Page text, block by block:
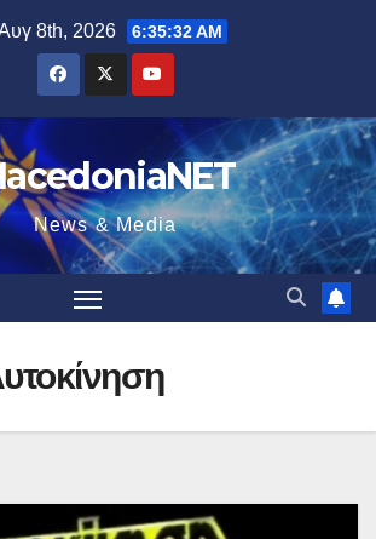
8th, 2026 6:35:32 AM
News & Media